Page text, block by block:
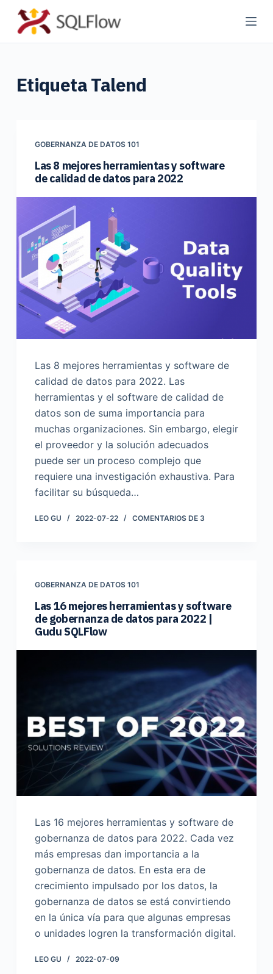
a
EtiquetaTalend
GOBERNANZA DE DATOS 101
Las 8 mejores herramientas y software
de calidad de datos para 2022
Las 8 mejores herramientas y software de
calidad de datos para 2022. Las
herramientas y el software de calidad de
datos son de suma importancia para
muchas organizaciones. Sin embargo, elegir
el proveedor y la solución adecuados
puede ser un proceso complejo que
requiere una investigación exhaustiva. Para
facilitar su búsqueda…
LEO GU 2022-07-22 COMENTARIOS DE 3
GOBERNANZA DE DATOS 101
Las 16 mejores herramientas y software
de gobernanza de datos para 2022 |
Gudu SQLFlow
Las 16 mejores herramientas y software de
gobernanza de datos para 2022. Cada vez
más empresas dan importancia a la
gobernanza de datos. En esta era de
crecimiento impulsado por los datos, la
gobernanza de datos se está convirtiendo
en la única vía para que algunas empresas
o unidades logren la transformación digital.
LEO GU 2022-07-09